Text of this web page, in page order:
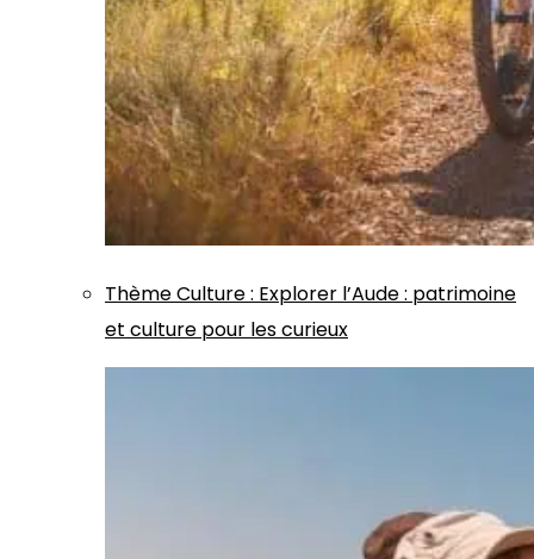
ThèmeCulture: Explorer l’Aude : patrimoine
et culture pour les curieux